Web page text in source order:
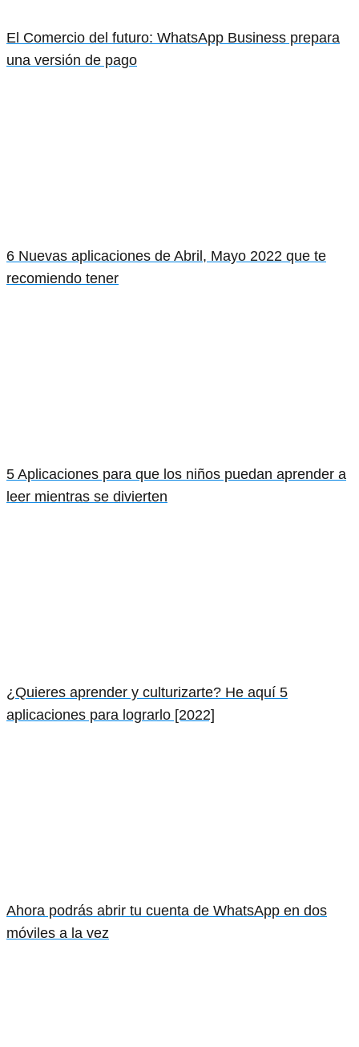
El Comercio del futuro: WhatsApp Business prepara
una versión de pago
6 Nuevas aplicaciones de Abril, Mayo 2022 que te
recomiendo tener
5 Aplicaciones para que los niños puedan aprender a
leer mientras se divierten
¿Quieres aprender y culturizarte? He aquí 5
aplicaciones para lograrlo [2022]
Ahora podrás abrir tu cuenta de WhatsApp en dos
móviles a la vez